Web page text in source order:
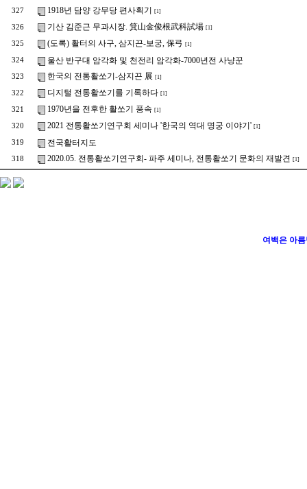
327 1918년 담양 강무당 편사획기 [1]
326 기산 김준근 무과시장. 箕山金俊根武科試場 [1]
325 (도록) 활터의 사구, 삼지끈-보궁, 保弓 [1]
324 울산 반구대 암각화 및 천전리 암각화-7000년전 사냥꾼
323 한국의 전통활쏘기-삼지끈 展 [1]
322 디지털 전통활쏘기를 기록하다 [1]
321 1970년을 전후한 활쏘기 풍속 [1]
320 2021 전통활쏘기연구회 세미나 '한국의 역대 명궁 이야기' [1]
319 전국활터지도
318 2020.05. 전통활쏘기연구회- 파주 세미나, 전통활쏘기 문화의 재발견 [1]
여백은 아